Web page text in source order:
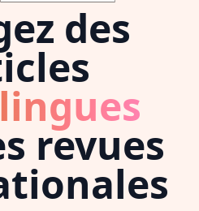
des
revues